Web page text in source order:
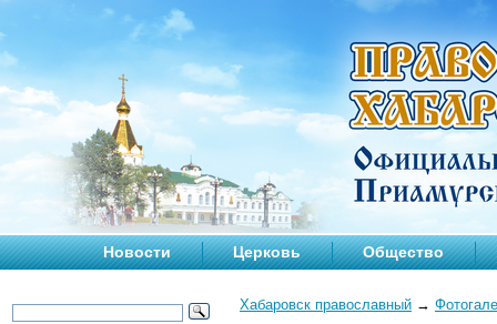
Новости Церковь Общество
Хабаровск православный →